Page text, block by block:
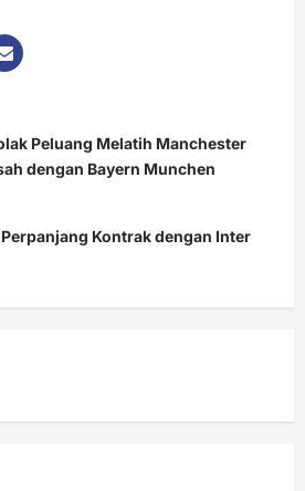
Peluang Melatih Manchester
dengan Bayern Munchen
Kontrak dengan Inter